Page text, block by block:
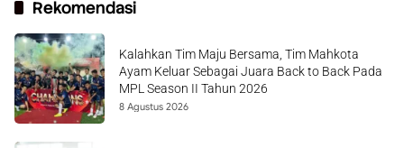
Rekomendasi
Kalahkan Tim Maju Bersama, Tim Mahkota
Ayam Keluar Sebagai Juara Back to Back Pada
MPL Season II Tahun 2026
8 Agustus 2026